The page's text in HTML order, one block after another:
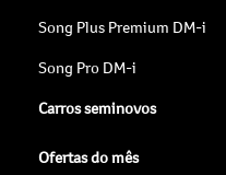
Song Plus Premium DM-i
Song Pro DM-i
Carros seminovos
Ofertas do mês